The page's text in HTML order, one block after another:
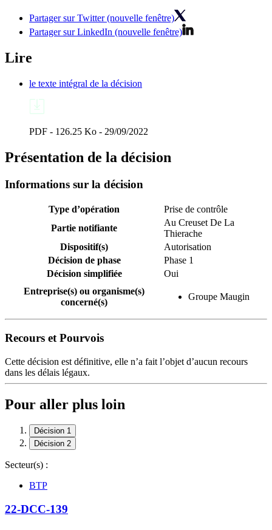
Partager sur Twitter (nouvelle fenêtre)
Partager sur LinkedIn (nouvelle fenêtre)
Lire
le texte intégral de la décision
PDF - 126.25 Ko - 29/09/2022
Présentation de la décision
Informations sur la décision
Type d’opération
Prise de contrôle
Partie notifiante
Au Creuset De La
Thierache
Dispositif(s)
Autorisation
Décision de phase
Phase 1
Décision simplifiée
Oui
Entreprise(s) ou organisme(s)
concerné(s)
Groupe Maugin
Recours et Pourvois
Cette décision est définitive, elle n’a fait l’objet d’aucun recours
dans les délais légaux.
Pour aller plus loin
Décision 1
Décision 2
Secteur(s) :
BTP
22-DCC-139